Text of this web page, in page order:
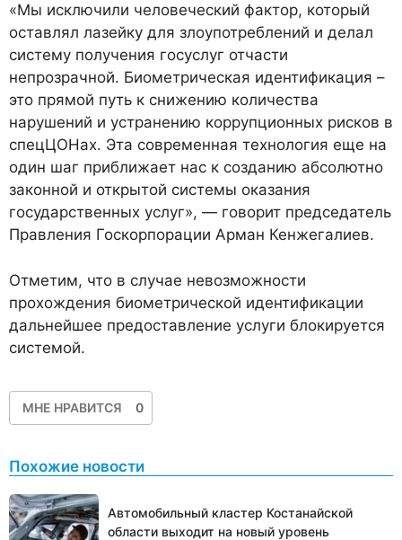
«Мы исключили человеческий фактор, который
оставлял лазейку для злоупотреблений и делал
систему получения госуслуг отчасти
непрозрачной. Биометрическая идентификация –
это прямой путь к снижению количества
нарушений и устранению коррупционных рисков в
спецЦОНах. Эта современная технология еще на
один шаг приближает нас к созданию абсолютно
законной и открытой системы оказания
государственных услуг», — говорит председатель
Правления Госкорпорации Арман Кенжегалиев.
Отметим, что в случае невозможности
прохождения биометрической идентификации
дальнейшее предоставление услуги блокируется
системой.
МНЕ НРАВИТСЯ 0
Похожие новости
Автомобильный кластер Костанайской
области выходит на новый уровень